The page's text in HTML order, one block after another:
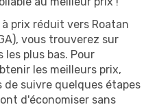
prix réduit vers Roatan
vous trouverez sur
plus bas. Pour
les meilleurs prix,
de suivre quelques étapes
d'économiser sans